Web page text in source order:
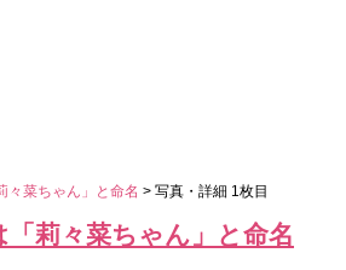
菜ちゃん」と命名 > 写真・詳細 1枚目
莉々菜ちゃん」と命名